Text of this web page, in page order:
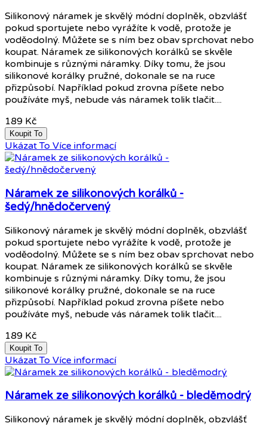
Silikonový náramek je skvělý módní doplněk, obzvlášť
pokud sportujete nebo vyrážíte k vodě, protože je
voděodolný. Můžete se s ním bez obav sprchovat nebo
koupat. Náramek ze silikonových korálků se skvěle
kombinuje s různými náramky. Díky tomu, že jsou
silikonové korálky pružné, dokonale se na ruce
přizpůsobí. Například pokud zrovna píšete nebo
používáte myš, nebude vás náramek tolik tlačit....
189 Kč
Koupit To
Ukázat To Více informací
Náramek ze silikonových korálků -
šedý/hnědočervený
Silikonový náramek je skvělý módní doplněk, obzvlášť
pokud sportujete nebo vyrážíte k vodě, protože je
voděodolný. Můžete se s ním bez obav sprchovat nebo
koupat. Náramek ze silikonových korálků se skvěle
kombinuje s různými náramky. Díky tomu, že jsou
silikonové korálky pružné, dokonale se na ruce
přizpůsobí. Například pokud zrovna píšete nebo
používáte myš, nebude vás náramek tolik tlačit....
189 Kč
Koupit To
Ukázat To Více informací
Náramek ze silikonových korálků - bleděmodrý
Silikonový náramek je skvělý módní doplněk, obzvlášť